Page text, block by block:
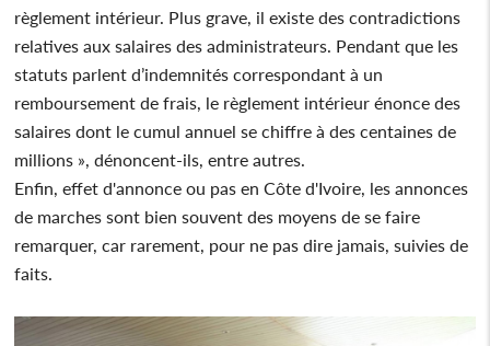
règlement intérieur. Plus grave, il existe des contradictions
relatives aux salaires des administrateurs. Pendant que les
statuts parlent d’indemnités correspondant à un
remboursement de frais, le règlement intérieur énonce des
salaires dont le cumul annuel se chiffre à des centaines de
millions », dénoncent-ils, entre autres.
Enfin, effet d'annonce ou pas en Côte d'Ivoire, les annonces
de marches sont bien souvent des moyens de se faire
remarquer, car rarement, pour ne pas dire jamais, suivies de
faits.